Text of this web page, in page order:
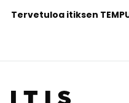
Tervetuloa itiksen